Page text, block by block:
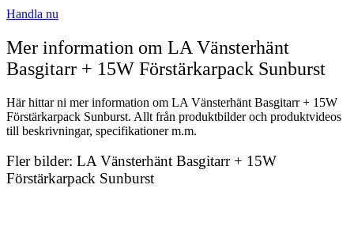
Handla nu
Mer information om LA Vänsterhänt
Basgitarr + 15W Förstärkarpack Sunburst
Här hittar ni mer information om LA Vänsterhänt Basgitarr + 15W
Förstärkarpack Sunburst. Allt från produktbilder och produktvideos
till beskrivningar, specifikationer m.m.
Fler bilder: LA Vänsterhänt Basgitarr + 15W
Förstärkarpack Sunburst